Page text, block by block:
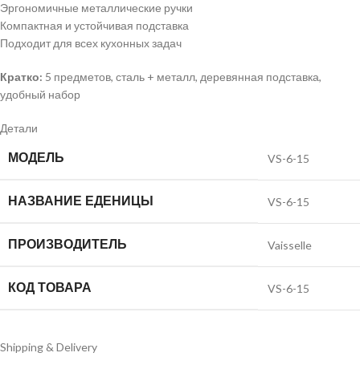
Эргономичные металлические ручки
Компактная и устойчивая подставка
Подходит для всех кухонных задач
Кратко: 5 предметов, сталь + металл, деревянная подставка,
удобный набор
Детали
МОДЕЛЬ VS-6-15
НАЗВАНИЕ ЕДЕНИЦЫ VS-6-15
ПРОИЗВОДИТЕЛЬ Vaisselle
КОД ТОВАРА VS-6-15
Shipping & Delivery